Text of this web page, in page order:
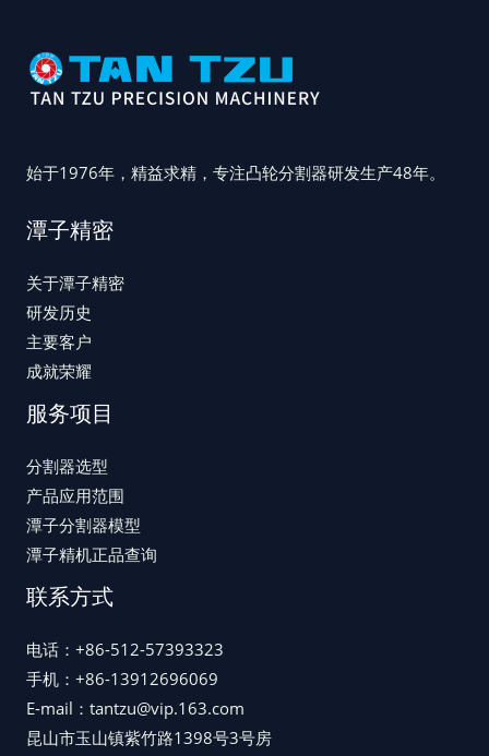
始于1976年，精益求精，专注凸轮分割器研发生产48年。
潭子精密
关于潭子精密
研发历史
主要客户
成就荣耀
服务项目
分割器选型
产品应用范围
潭子分割器模型
潭子精机正品查询
联系方式
电话：+86-512-57393323
手机：+86-13912696069
E-mail：tantzu@vip.163.com
昆山市玉山镇紫竹路1398号3号房